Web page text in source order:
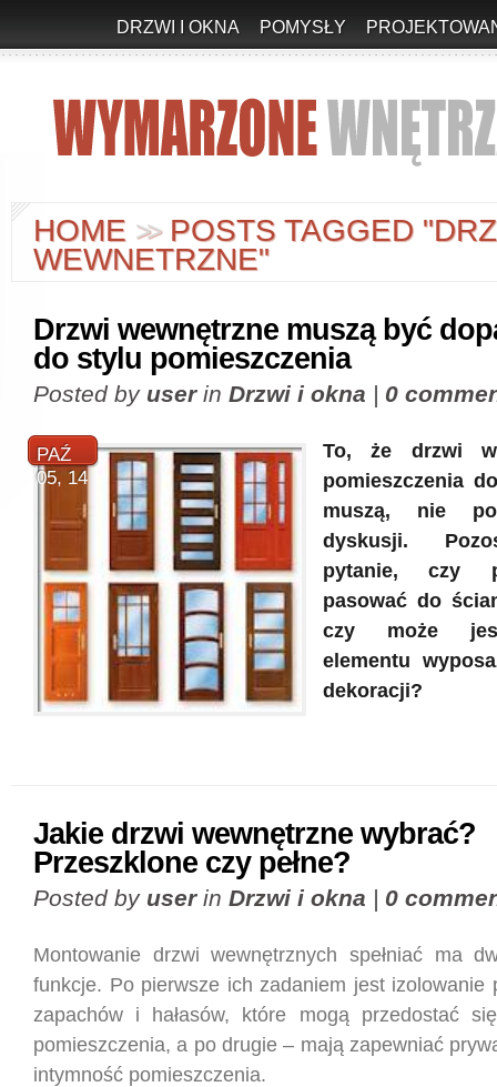
DRZWI I OKNA POMYSŁY
HOME >>POSTS TAGGED
WEWNETRZNE"
Drzwi wewnętrzne muszą być
do stylu pomieszczenia
Posted by userin Drzwi i okna | 0
PAŹ
05, 14
To, że drzwi
pomieszczenia
muszą, nie
dyskusji.
pytanie, czy
pasować do
czy może
elementu
dekoracji?
Jakie drzwi wewnętrzne wybrać?
Przeszklone czy pełne?
Posted by userin Drzwi i okna | 0
Montowanie drzwi wewnętrznych spełniać ma
funkcje. Po pierwsze ich zadaniem jest izolowanie
zapachów i hałasów, które mogą przedostać
pomieszczenia, a po drugie – mają zapewniać
intymność pomieszczenia.